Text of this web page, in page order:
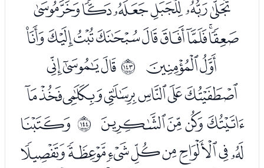
ﯩﯪﯫﯬﯭﯮﯯ
ﯰﯱﯲﯳﯴﯵﯶﯷﯸ
ﯹﯺ ﲎﭑﭒﭓ
ﭔﭕﭖﭗﭘﭙﭚ
ﭛﭜﭝﭞ ﲏ ﭠ
ﭡﭢﭣﭤﭥﭦﭧﭨ